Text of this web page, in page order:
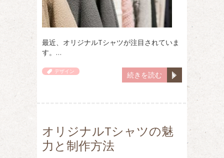
最近、オリジナルTシャツが注目されていま
す。…
続きを読む
デザイン
オリジナルTシャツの魅
力と制作方法